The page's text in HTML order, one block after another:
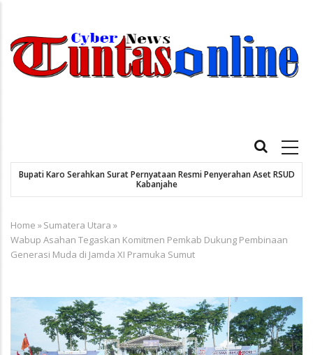
main
content
Bupati Karo Serahkan Surat Pernyataan Resmi Penyerahan Aset RSUD
Kabanjahe
Breadcrumb
Home »Sumatera Utara »
Wabup Asahan Tegaskan Komitmen Pemkab Dukung Pembinaan
Generasi Muda di Jamda XI Pramuka Sumut